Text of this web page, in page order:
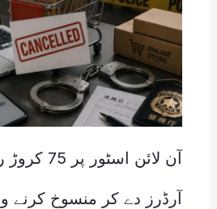
آن لائن
آرڈرز دے کر منسوخ کرنے